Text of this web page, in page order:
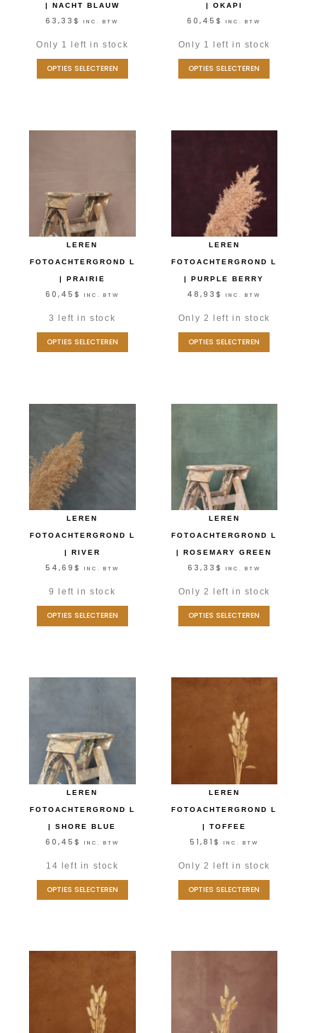
| NACHT BLAUW
63,33 $ INC. BTW
Only 1 left in stock
OPTIES SELECTEREN
| OKAPI
60,45 $ INC. BTW
Only 1 left in stock
OPTIES SELECTEREN
LEREN
FOTOACHTERGROND L
| PRAIRIE
60,45 $ INC. BTW
3 left in stock
OPTIES SELECTEREN
LEREN
FOTOACHTERGROND L
| PURPLE BERRY
48,93 $ INC. BTW
Only 2 left in stock
OPTIES SELECTEREN
LEREN
FOTOACHTERGROND L
| RIVER
54,69 $ INC. BTW
9 left in stock
OPTIES SELECTEREN
LEREN
FOTOACHTERGROND L
| ROSEMARY GREEN
63,33 $ INC. BTW
Only 2 left in stock
OPTIES SELECTEREN
LEREN
FOTOACHTERGROND L
| SHORE BLUE
60,45 $ INC. BTW
14 left in stock
OPTIES SELECTEREN
LEREN
FOTOACHTERGROND L
| TOFFEE
51,81 $ INC. BTW
Only 2 left in stock
OPTIES SELECTEREN